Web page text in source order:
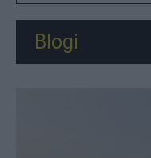
Blogi